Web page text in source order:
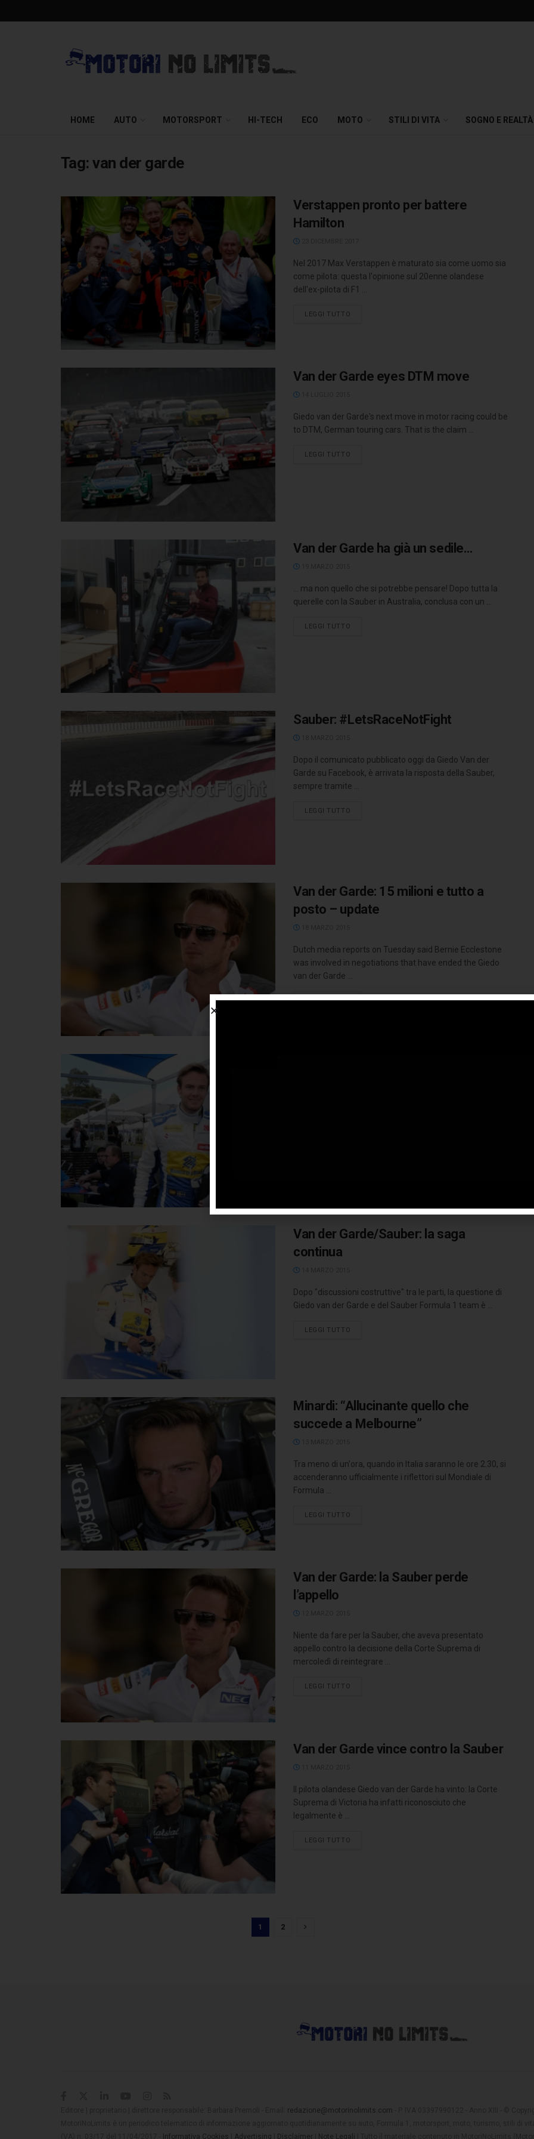
HOME AUTO MOTORSPORT HI-TECH ECO MOTO STILI DI VITA SOGNO E REALTÀ
Tag:van der garde
Verstappen pronto per battere
Hamilton
Nel 2017 Max Verstappen è maturato sia come uomo sia
come pilota: questa l'opinione sul 20enne olandese
dell'ex-pilota di F1 ...
LEGGI TUTTO
Van der Garde eyes DTM move
Giedo van der Garde's next move in motor racing could be
to DTM, German touring cars. That is the claim ...
LEGGI TUTTO
Van der Garde ha già un sedile…
... ma non quello che si potrebbe pensare! Dopo tutta la
querelle con la Sauber in Australia, conclusa con un ...
LEGGI TUTTO
Sauber: #LetsRaceNotFight
Dopo il comunicato pubblicato oggi da Giedo Van der
Garde su Facebook, è arrivata la risposta della Sauber,
sempre tramite ...
LEGGI TUTTO
Van der Garde: 15 milioni e tutto a
posto – update
Dutch media reports on Tuesday said Bernie Ecclestone
was involved in negotiations that have ended the Giedo
van der Garde ...
LEGGI TUTTO
Van der Garde/Sauber: la saga
continua
Dopo "discussioni costruttive" tra le parti, la questione di
Giedo van der Garde e del Sauber Formula 1 team è ...
LEGGI TUTTO
Minardi: “Allucinante quello che
succede a Melbourne”
Tra meno di un'ora, quando in Italia saranno le ore 2.30, si
accenderanno ufficialmente i riflettori sul Mondiale di
Formula ...
LEGGI TUTTO
Van der Garde: la Sauber perde
l’appello
Niente da fare per la Sauber, che aveva presentato
appello contro la decisione della Corte Suprema di
mercoledì di reintegrare ...
LEGGI TUTTO
Van der Garde vince contro la Sauber
Il pilota olandese Giedo van der Garde ha vinto: la Corte
Suprema di Victoria ha infatti riconosciuto che
legalmente è ...
LEGGI TUTTO
1 2
redazione@motorinolimits.com
Informativa Cookies Advertising Disclaimer Note Legali